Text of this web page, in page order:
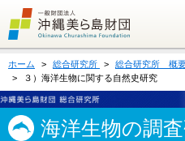
ホーム 総合研究所 総合研究所 概
３）海洋生物に関する自然史研究
海洋生物の調